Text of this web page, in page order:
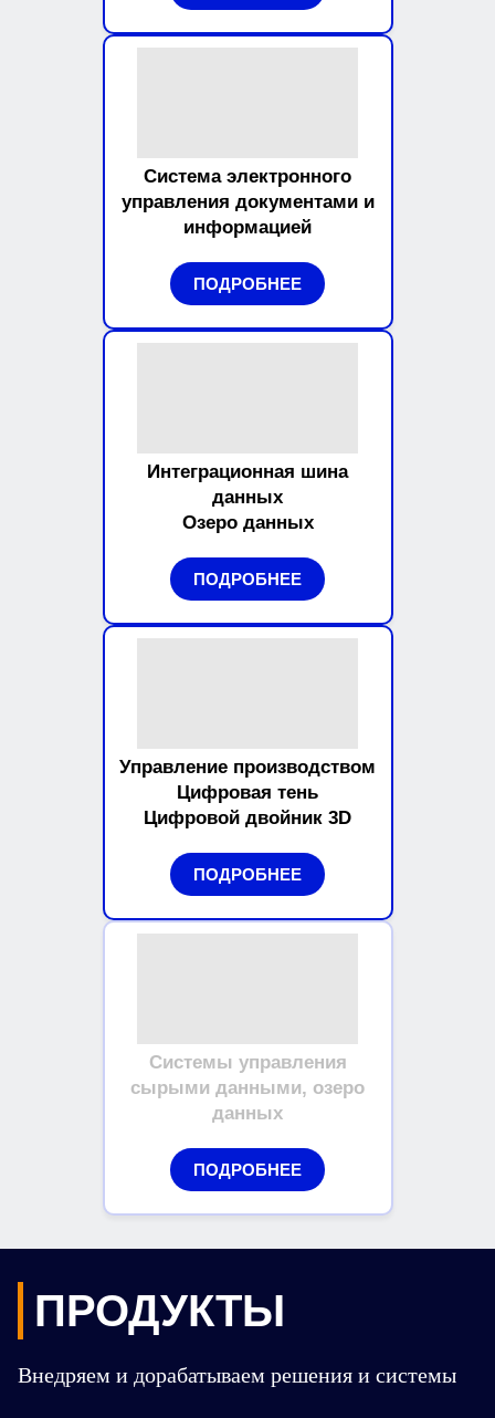
Система электронного
управления документами и
информацией
ПОДРОБНЕЕ
Интеграционная шина
данных
Озеро данных
ПОДРОБНЕЕ
Управление производством
Цифровая тень
Цифровой двойник 3D
ПОДРОБНЕЕ
Системы управления
сырыми данными, озеро
данных
ПОДРОБНЕЕ
ПРОДУКТЫ
Внедряем и дорабатываем решения и системы